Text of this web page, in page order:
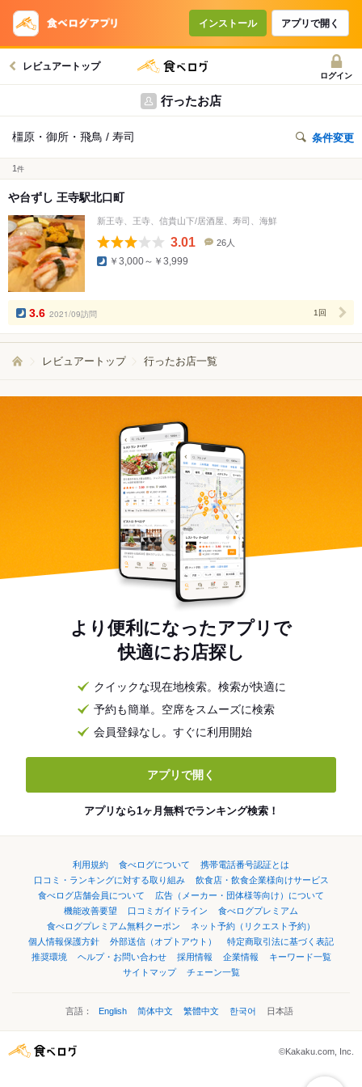
インストール アプリで開く
レビュアートップ
ログイン
行ったお店
橿原・御所・飛鳥 / 寿司 条件変更
1 件
や台ずし 王寺駅北口町
新王寺、王寺、信貴山下/居酒屋、寿司、海鮮
3.01
数
26人
￥3,000～￥3,999
3.6 2021/09訪問 1回
レビュアートップ 行ったお店一覧
より便利になったアプリで
快適にお店探し
クイックな現在地検索。検索が快適に
予約も簡単。空席をスムーズに検索
会員登録なし。すぐに利用開始
アプリで開く
アプリなら1ヶ月無料でランキング検索！
利用規約 食べログについて
携帯電話番号認証とは
口コミ・ランキングに対する取り組み
飲食店・飲食企業様向けサービス
食べログ店舗会員について
広告（メーカー・団体様等向け）について
機能改善要望
口コミガイドライン
食べログプレミアム
食べログプレミアム無料クーポン
ネット予約（リクエスト予約）
個人情報保護方針
外部送信（オプトアウト）
特定商取引法に基づく表記
推奨環境
ヘルプ・お問い合わせ 採用情報 企業情報
キーワード一覧
サイトマップ
チェーン一覧
言語： English 简体中文 繁體中文 한국어 日本語
©Kakaku.com, Inc.